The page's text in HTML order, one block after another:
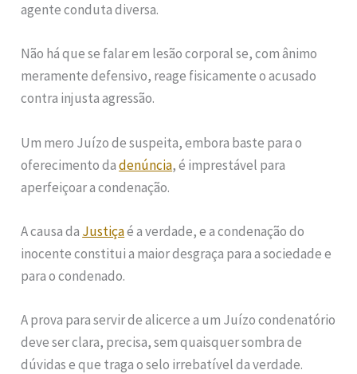
agente conduta diversa.
Não há que se falar em lesão corporal se, com ânimo
meramente defensivo, reage fisicamente o acusado
contra injusta agressão.
Um mero Juízo de suspeita, embora baste para o
oferecimento dadenúncia, é imprestável para
aperfeiçoar a condenação.
A causa da Justiçaé a verdade, e a condenação do
inocente constitui a maior desgraça para a sociedade e
para o condenado.
A prova para servir de alicerce a um Juízo condenatório
deve ser clara, precisa, sem quaisquer sombra de
dúvidas e que traga o selo irrebatível da verdade.